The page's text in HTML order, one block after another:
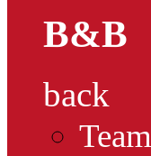
B&B
back
Team